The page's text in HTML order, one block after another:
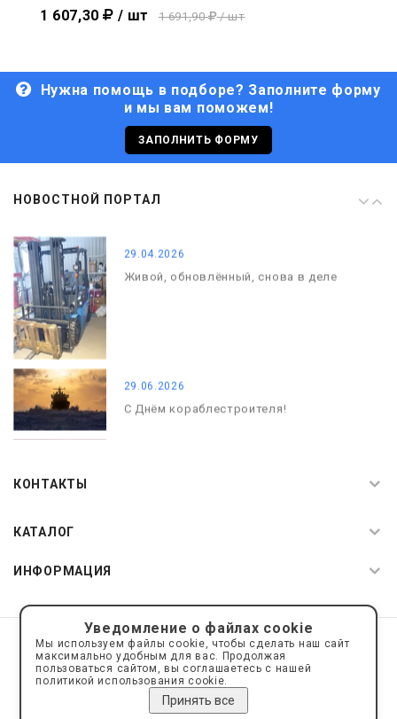
1 607,30 / шт 1 691,90 / шт
Нужна помощь в подборе? Заполните форму
и мы вам поможем!
ЗАПОЛНИТЬ ФОРМУ
НОВОСТНОЙ ПОРТАЛ
29.06.2026
С Днём кораблестроителя!
С Днём Победы. Память, которая с
29.04.2026
Живой, обновлённый, снова в деле
29.06.2026
С Днём кораблестроителя!
КОНТАКТЫ
КАТАЛОГ
ИНФОРМАЦИЯ
© 2019—2026 Интернет пространство АкваРос
sale@a-ros.ru
Политика конфиденциальности
Политика обработки персональных данных
Уведомление о файлах cookie
Мы используем файлы cookie, чтобы сделать наш сайт
максимально удобным для вас. Продолжая
пользоваться сайтом, вы соглашаетесь с нашей
политикой использования cookie.
Принять все